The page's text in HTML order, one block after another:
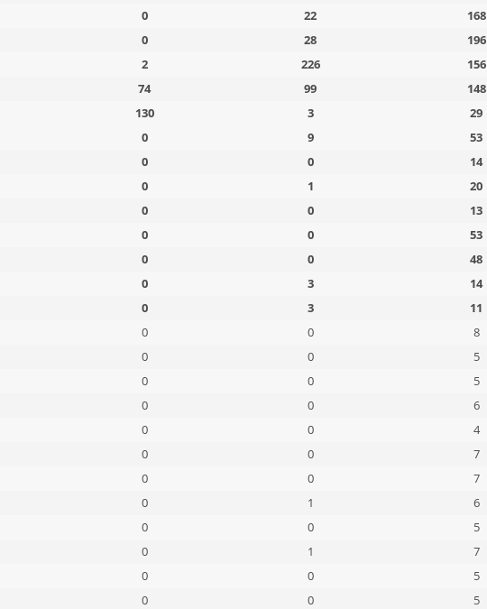
0 22 168
0 28 196
2 226 156
74 99 148
130 3 29
0 9 53
0 0 14
0 1 20
0 0 13
0 0 53
0 0 48
0 3 14
0 3 11
0 0 8
0 0 5
0 0 5
0 0 6
0 0 4
0 0 7
0 0 7
0 1 6
0 0 5
0 1 7
0 0 5
0 0 5